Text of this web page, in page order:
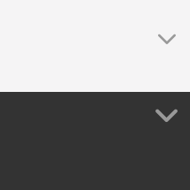
Madrid
e zarzuela nel